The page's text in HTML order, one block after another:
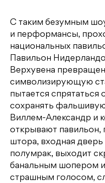
С таким безумным
и перформансы,
национальных
Павильон
Верхувена
символизирующую
пытается
сохранять
Виллем-Александр и
открывают павильон,
штора, входная дверь
полумрак, выходит
банальным шопером
страшным голосом,